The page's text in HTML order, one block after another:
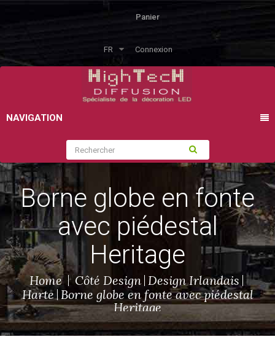
Panier
FR Connexion
NAVIGATION
Borne globe en fonte
avec piédestal
Heritage
Home Côté Design Design Irlandais
Harte Borne globe en fonte avec piédestal
Heritage